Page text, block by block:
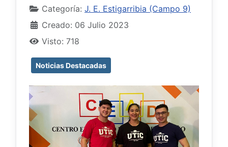
Categoría: J. E. Estigarribia (Campo 9)
Creado: 06 Julio 2023
Visto: 718
Noticias Destacadas